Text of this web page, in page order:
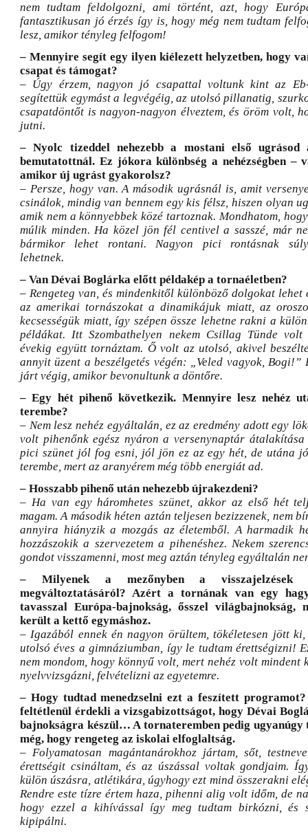
nem tudtam feldolgozni, ami történt, azt, hogy
fantasztikusan jó érzés így is, hogy még nem tudtam
lesz, amikor tényleg felfogom!
– Mennyire segít egy ilyen kiélezett helyzetben, hogy
csapat és támogat?
– Úgy érzem, nagyon jó csapattal voltunk kint az Eb-
segítettük egymást a legvégéig, az utolsó pillanatig,
csapatdöntőt is nagyon-nagyon élveztem, és öröm volt,
jutni.
– Nyolc tizeddel nehezebb a mostani első ugrásod
bemutatottnál. Ez jókora különbség a nehézségben –
amikor új ugrást gyakorolsz?
– Persze, hogy van. A második ugrásnál is, amit
csinálok, mindig van bennem egy kis félsz, hiszen olyan
amik nem a könnyebbek közé tartoznak. Mondhatom,
múlik minden. Ha közel jön fél centivel a sasszé, már
bármikor lehet rontani. Nagyon pici rontásnak
lehetnek.
– Van Dévai Boglárka előtt példakép a tornaéletben?
– Rengeteg van, és mindenkitől különböző dolgokat
az amerikai tornászokat a dinamikájuk miatt, az
kecsességük miatt, így szépen össze lehetne rakni a
példákat. Itt Szombathelyen nekem Csillag Tünde
évekig együtt tornáztam. Ő volt az utolsó, akivel
annyit üzent a beszélgetés végén: „Veled vagyok, Bogi!”
járt végig, amikor bevonultunk a döntőre.
– Egy hét pihenő következik. Mennyire lesz nehéz
terembe?
– Nem lesz nehéz egyáltalán, ez az eredmény adott egy
volt pihenőnk egész nyáron a versenynaptár
pici szünet jól fog esni, jól jön ez az egy hét, de utána
terembe, mert az aranyérem még több energiát ad.
– Hosszabb pihenő után nehezebb újrakezdeni?
– Ha van egy háromhetes szünet, akkor az első hét
magam. A második héten aztán teljesen bezizzenek, nem
annyira hiányzik a mozgás az életemből. A harmadik
hozzászokik a szervezetem a pihenéshez. Nekem
gondot visszamenni, most meg aztán tényleg egyáltalán
– Milyenek a mezőnyben a visszajelzések
megváltoztatásáról? Azért a tornának van egy
tavasszal Európa-bajnokság, ősszel világbajnokság,
került a kettő egymáshoz.
– Igazából ennek én nagyon örültem, tökéletesen jött
utolsó éves a gimnáziumban, így le tudtam érettségizni!
nem mondom, hogy könnyű volt, mert nehéz volt mindent
nyelvvizsgázni, felvételizni az egyetemre.
– Hogy tudtad menedzselni ezt a feszített
feltétlenül érdekli a vizsgabizottságot, hogy Dévai
bajnokságra készül… A tornateremben pedig
még, hogy rengeteg az iskolai elfoglaltság.
– Folyamatosan magántanárokhoz jártam, sőt,
érettségit csináltam, és az úszással voltak gondjaim.
külön úszásra, atlétikára, úgyhogy ezt mind összerakni
Rendre este tízre értem haza, pihenni alig volt időm, de
hogy ezzel a kihívással így meg tudtam birkózni, és
kipipálni.